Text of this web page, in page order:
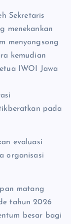
Sekretaris
menekankan
menyongsong
kemudian
IWOI Jawa
pada
evaluasi
organisasi
matang
tahun 2026
besar bagi